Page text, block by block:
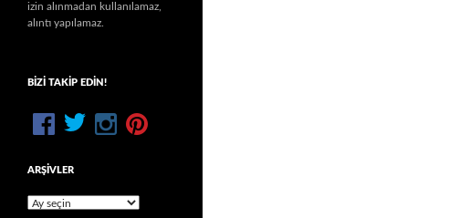
izin alınmadan kullanılamaz,
alıntı yapılamaz.
BIZI TAKIP EDIN!
ARŞIVLER
Arşivler